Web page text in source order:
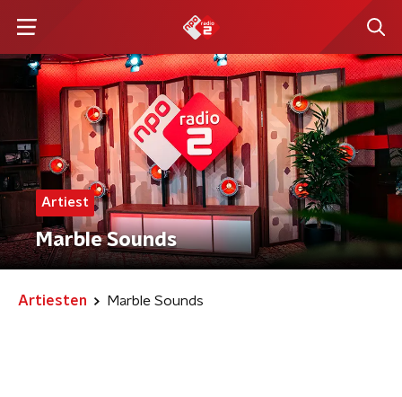
Artiest
Marble Sounds
Artiesten Marble Sounds